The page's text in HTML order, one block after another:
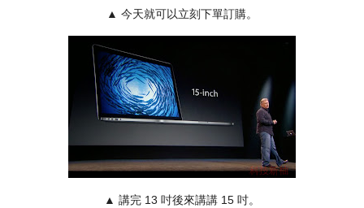
▲ 今天就可以立刻下單訂購。
▲ 講完 13 吋後來講講 15 吋。